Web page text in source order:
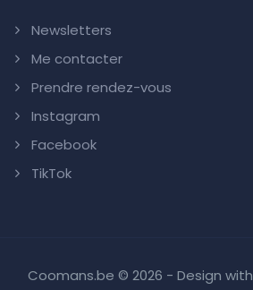
Newsletters
Me contacter
Prendre rendez-vous
Instagram
Facebook
TikTok
Coomans.be © 2026 - Design with